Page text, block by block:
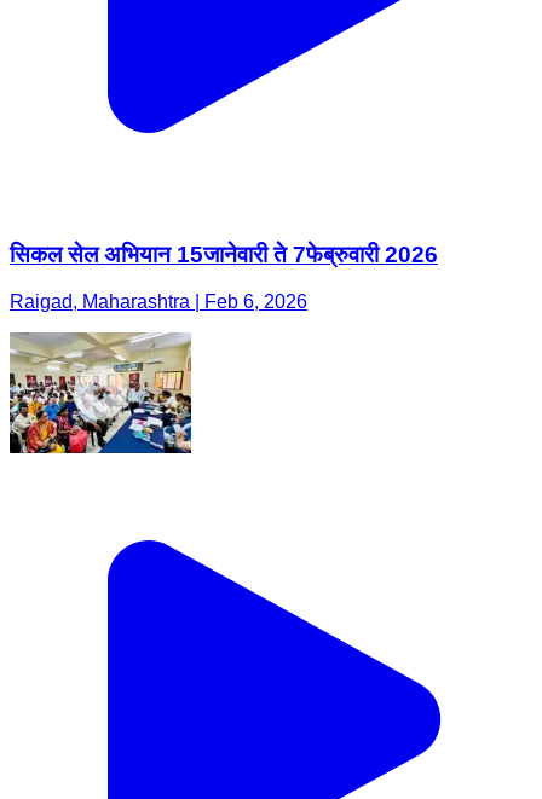
सिकल सेल अभियान 15जानेवारी ते 7फेब्रुवारी 2026
Raigad, Maharashtra | Feb 6, 2026